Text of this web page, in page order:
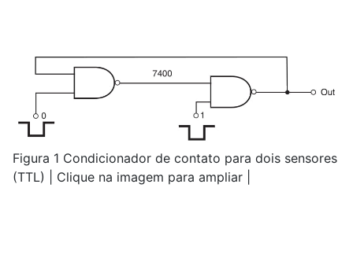
Figura 1 Condicionador de contato para dois sensores
(TTL) | Clique na imagem para ampliar |